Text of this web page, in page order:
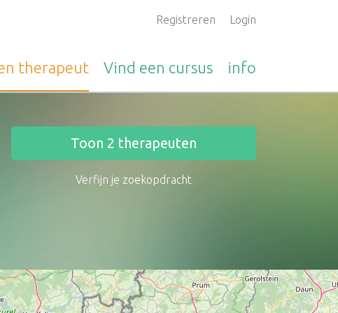
Registreren Login
therapeut Vind een cursus info
Toon 2 therapeuten
Verfijn je zoekopdracht